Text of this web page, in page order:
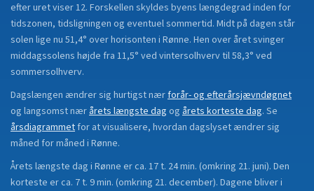
efter uret viser 12. Forskellen skyldes byens længdegrad inden for
tidszonen, tidsligningen og eventuel sommertid. Midt på dagen står
solen lige nu 51,4° over horisonten i Rønne. Hen over året svinger
middagssolens højde fra 11,5° ved vintersolhverv til 58,3° ved
sommersolhverv.
Dagslængen ændrer sig hurtigst nærforår- og efterårsjævndøgnet
og langsomst nærårets længste dag og årets korteste dag. Se
årsdiagrammetfor at visualisere, hvordan dagslyset ændrer sig
måned for måned i Rønne.
Årets længste dag i Rønne er ca. 17 t. 24 min. (omkring 21. juni). Den
korteste er ca. 7 t. 9 min. (omkring 21. december). Dagene bliver i